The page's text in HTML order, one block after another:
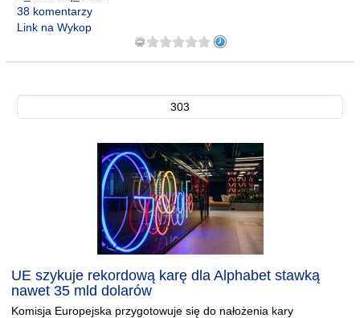
38 komentarzy
Link na Wykop
303
UE szykuje rekordową karę dla Alphabet stawką
nawet 35 mld dolarów
Komisja Europejska przygotowuje się do nałożenia kary